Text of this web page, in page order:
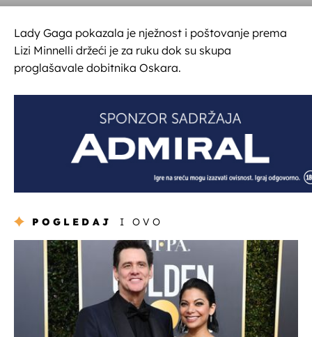
Lady Gaga pokazala je nježnost i poštovanje prema
Lizi Minnelli držeći je za ruku dok su skupa
proglašavale dobitnika Oskara.
POGLEDAJ I OVO